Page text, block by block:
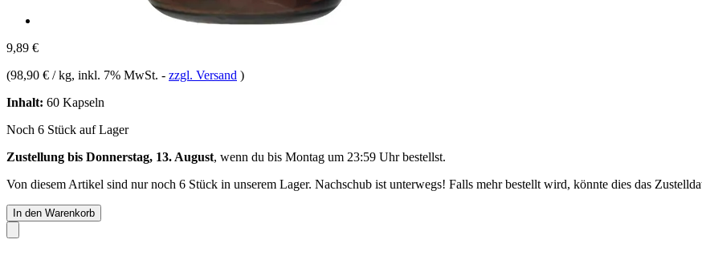
9,89 €
(98,90 € / kg, inkl. 7% MwSt. - zzgl. Versand )
Inhalt: 60 Kapseln
Noch 6 Stück auf Lager
Zustellung bis Donnerstag, 13. August, wenn du bis Montag um 23:59 Uhrbestellst.
Von diesem Artikel sind nur noch 6 Stück in unserem Lager. Nachschub ist unterwegs! Falls mehr bestellt wird, könnte dies das
In den Warenkorb